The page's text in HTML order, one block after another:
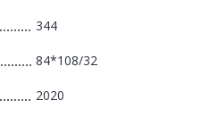
344
84*108/32
2020